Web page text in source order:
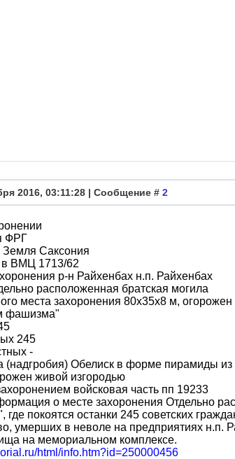
2016, 03:11:28 | Сообщение # 2
ФРГ
Земля Саксония
в ВМЦ 1713/62
р-н Райхенбах н.п. Райхенбах
расположенная братская могила
места захоронения 80х35х8 м,
фашизма"
245
-
(надгробия) Обелиск в форме пирамиды
живой изгородью
войсковая часть пп 19233
о месте захоронения Отдельно
покоятся останки 245 советских
умерших в неволе на предприятиях н.п.
на мемориальном комплексе.
html/info.htm?id=250000456